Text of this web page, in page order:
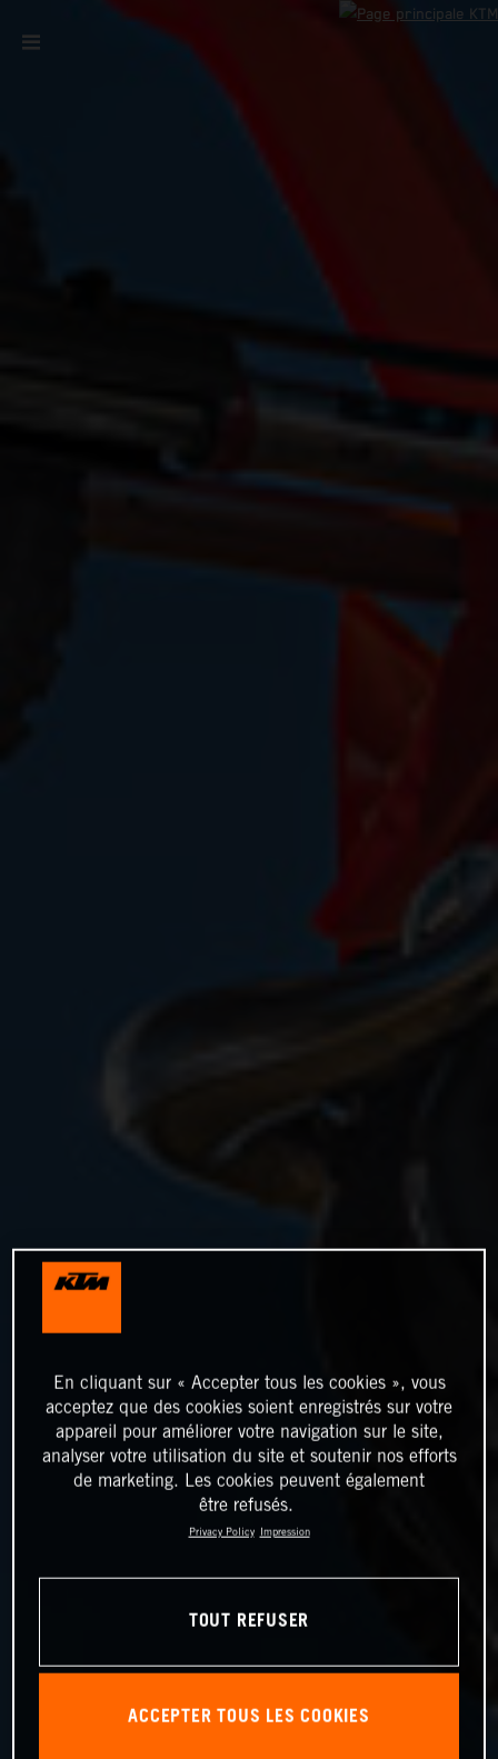
En cliquant sur « Accepter tous les cookies », vous
acceptez que des cookies soient enregistrés sur votre
appareil pour améliorer votre navigation sur le site,
analyser votre utilisation du site et soutenir nos efforts
de marketing. Les cookies peuvent également
être refusés.
Privacy Policy Impression
TOUT REFUSER
ACCEPTER TOUS LES COOKIES